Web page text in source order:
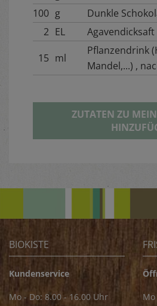
100 g
Dunkle
2 EL
Agavendicksaft
15 ml
Pflanzendrink
Mandel,...) ,
ZUTATEN ZU
BIOKISTE
Kundenservice
Mo - Do: 8.00 - 16.00 Uhr